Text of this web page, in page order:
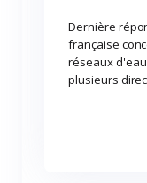
Dernière
française
réseaux
plusieurs